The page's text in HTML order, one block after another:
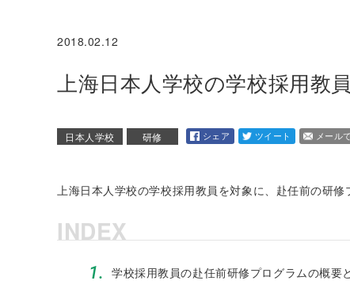
2018.02.12
上海日本人学校の学校採用教
日本人学校 研修 シェア ツイート メール
上海日本人学校の学校採用教員を対象に、赴任前の研
INDEX
1. 学校採用教員の赴任前研修プログラムの概要